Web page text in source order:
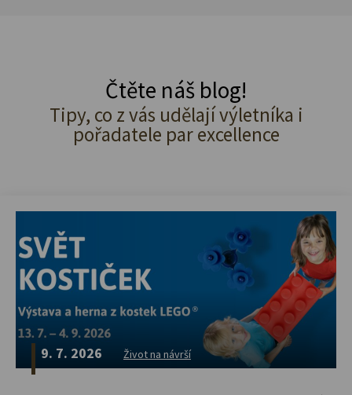
Čtěte náš blog!
Tipy, co z vás udělají výletníka i
pořadatele par excellence
9. 7. 2026 Život na návrší